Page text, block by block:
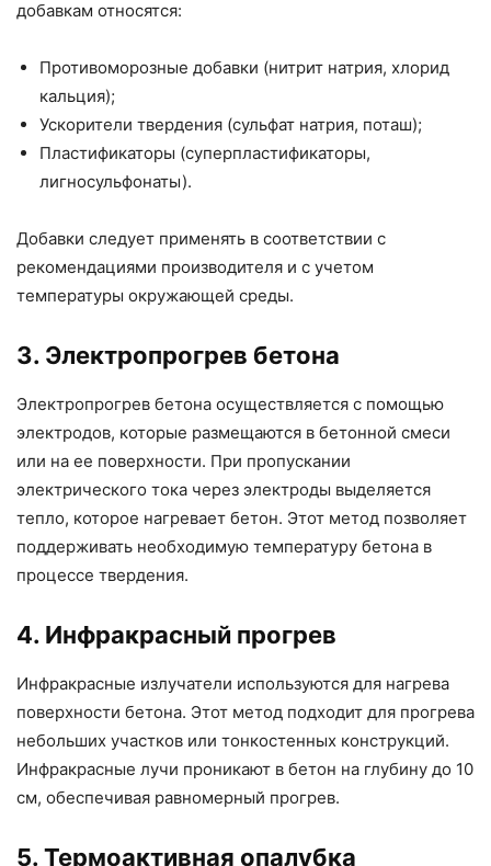
добавкам относятся:
Противоморозные добавки (нитрит натрия, хлорид
кальция);
Ускорители твердения (сульфат натрия, поташ);
Пластификаторы (суперпластификаторы,
лигносульфонаты).
Добавки следует применять в соответствии с
рекомендациями производителя и с учетом
температуры окружающей среды.
3. Электропрогрев бетона
Электропрогрев бетона осуществляется с помощью
электродов, которые размещаются в бетонной смеси
или на ее поверхности. При пропускании
электрического тока через электроды выделяется
тепло, которое нагревает бетон. Этот метод позволяет
поддерживать необходимую температуру бетона в
процессе твердения.
4. Инфракрасный прогрев
Инфракрасные излучатели используются для нагрева
поверхности бетона. Этот метод подходит для прогрева
небольших участков или тонкостенных конструкций.
Инфракрасные лучи проникают в бетон на глубину до 10
см, обеспечивая равномерный прогрев.
5. Термоактивная опалубка